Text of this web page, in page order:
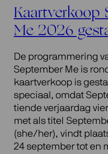
Kaartverkoop
Me 2026
De programmering
September Me is
kaartverkoop is
speciaal, omdat
tiende verjaardag
met als titel
(she/her), vindt
24 september tot en